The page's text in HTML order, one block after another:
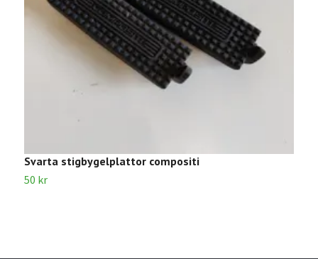
Svarta stigbygelplattor compositi
50 kr